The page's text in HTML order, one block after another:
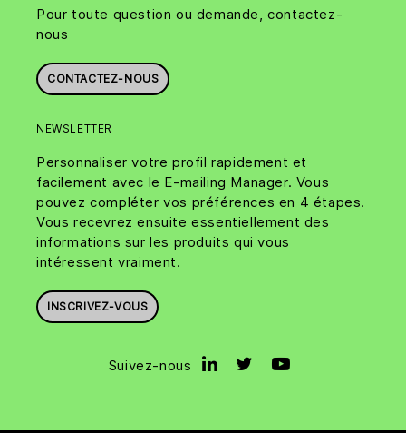
Pour toute question ou demande, contactez-
nous
CONTACTEZ-NOUS
NEWSLETTER
Personnaliser votre profil rapidement et
facilement avec le E-mailing Manager. Vous
pouvez compléter vos préférences en 4 étapes.
Vous recevrez ensuite essentiellement des
informations sur les produits qui vous
intéressent vraiment.
INSCRIVEZ-VOUS
Suivez-nous